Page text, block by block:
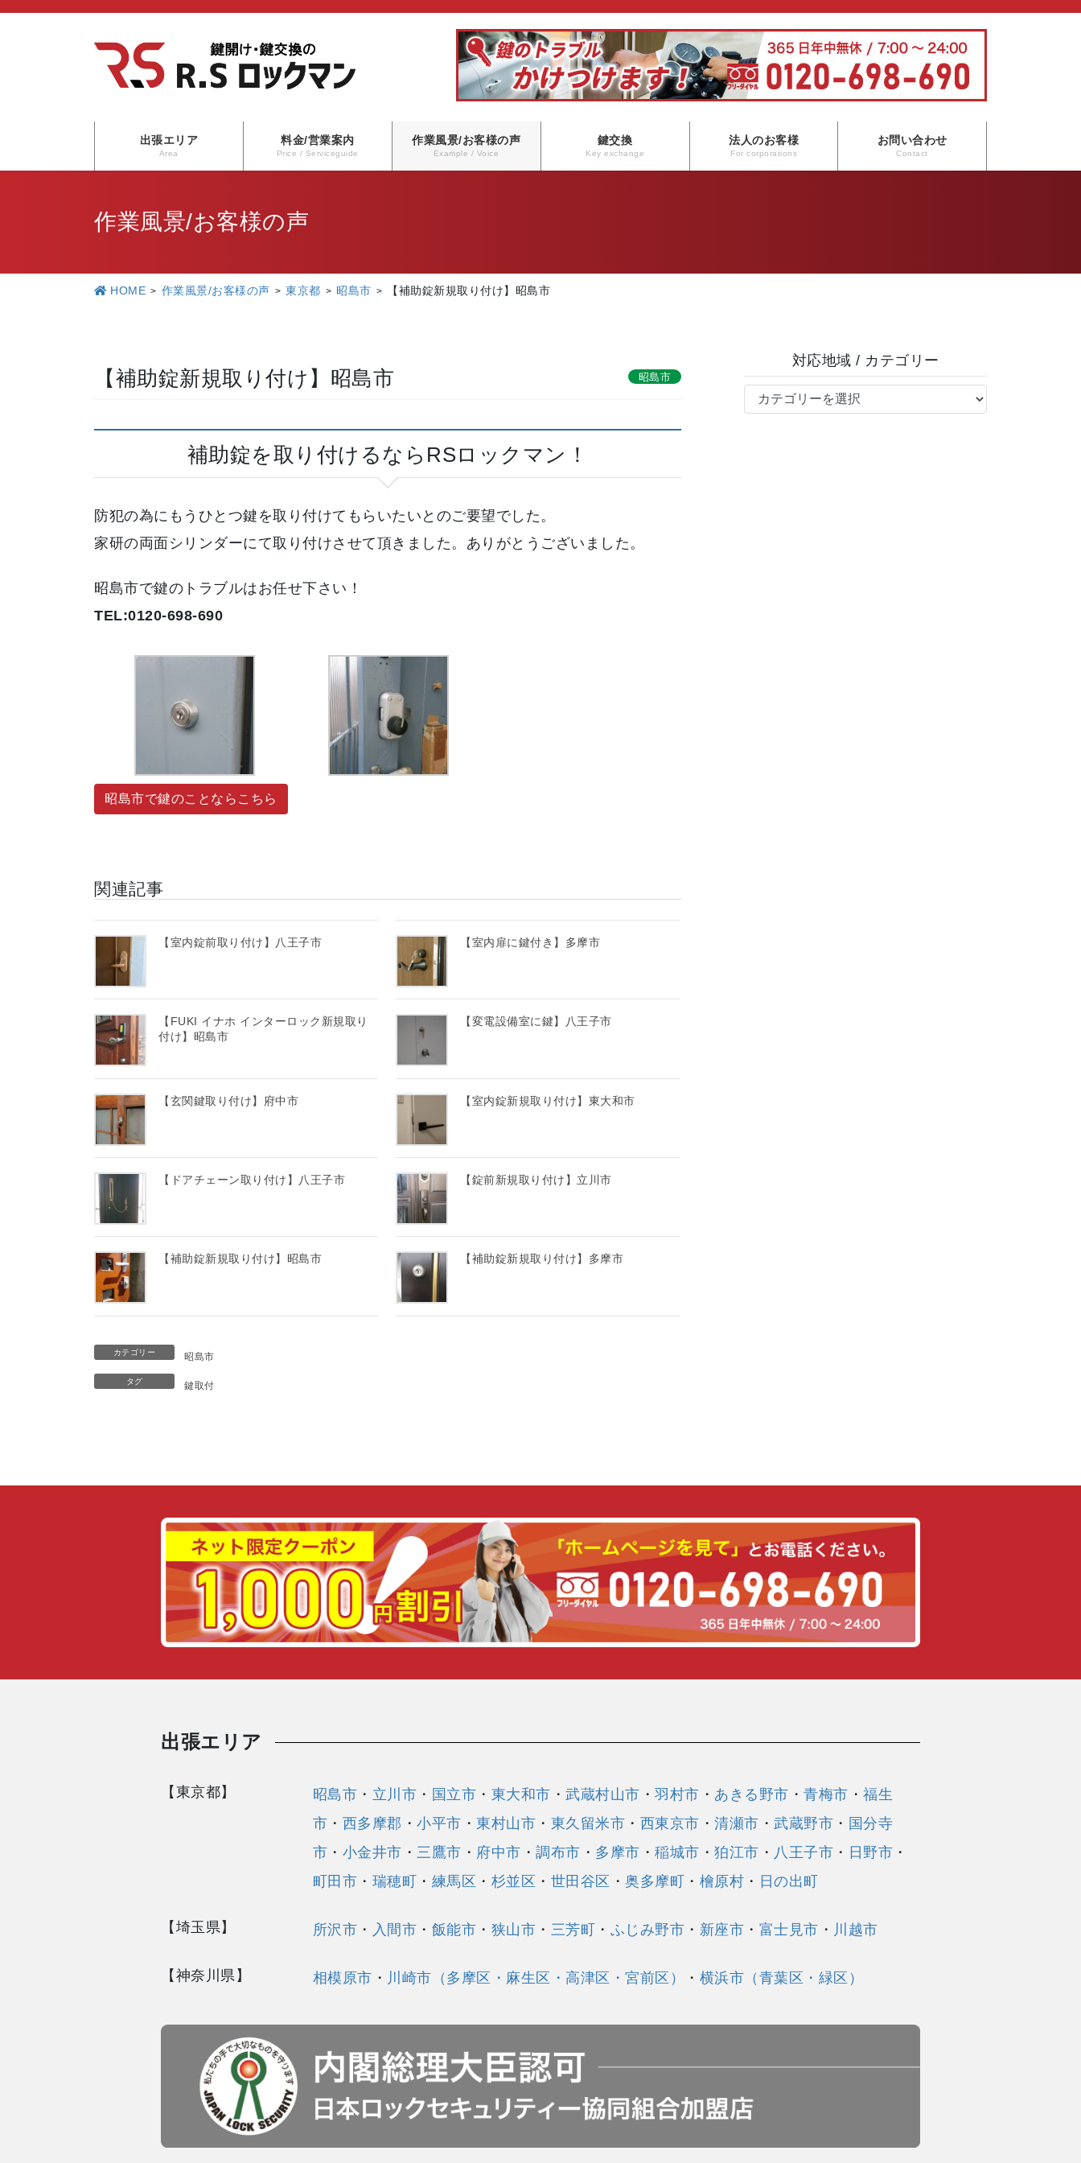
コ
ナ
出張エリア
Area
料金/営業案内
Price / Serviceguide
作業風景/お客様の声
Example / Voice
鍵交換
Key exchange
法人のお客様
For corporations
お問い合わせ
Contact
作業風景/お客様の声
HOME 作業風景/お客様の声 東京都 昭島市 【補助錠新規取り付け】昭島市
昭島市
【補助錠新規取り付け】昭島市
補助錠を取り付けるならRSロックマン！
防犯の為にもうひとつ鍵を取り付けてもらいたいとのご要望でした。
家研の両面シリンダーにて取り付けさせて頂きました。ありがとうございました。
昭島市で鍵のトラブルはお任せ下さい！
TEL:0120-698-690
昭島市で鍵のことならこちら
関連記事
【室内錠前取り付け】八王子市 【室内扉に鍵付き】多摩市
【FUKI イナホ インターロック新規取り
付け】昭島市
【変電設備室に鍵】八王子市
【玄関鍵取り付け】府中市 【室内錠新規取り付け】東大和市
【ドアチェーン取り付け】八王子市 【錠前新規取り付け】立川市
【補助錠新規取り付け】昭島市 【補助錠新規取り付け】多摩市
カテゴリー 昭島市
タグ 鍵取付
対応地域 / カテゴリー
出張エリア
【東京都】 昭島市 ・ 立川市 ・ 国立市 ・ 東大和市 ・武蔵村山市 ・羽村市 ・ あきる野市 ・青梅市 ・福生
市 ・ 西多摩郡 ・小平市 ・東村山市 ・ 東久留米市 ・ 西東京市 ・清瀬市 ・武蔵野市 ・ 国分寺
市 ・ 小金井市 ・三鷹市 ・ 府中市 ・調布市 ・ 多摩市 ・稲城市 ・狛江市 ・ 八王子市 ・ 日野市 ・
町田市 ・ 瑞穂町 ・ 練馬区 ・ 杉並区 ・ 世田谷区 ・奥多摩町 ・ 檜原村 ・ 日の出町
【埼玉県】 所沢市 ・ 入間市 ・ 飯能市 ・ 狭山市 ・ 三芳町 ・ ふじみ野市 ・ 新座市 ・ 富士見市 ・ 川越市
【神奈川県】 相模原市 ・ 川崎市（多摩区・麻生区・高津区・宮前区） ・ 横浜市（青葉区・緑区）